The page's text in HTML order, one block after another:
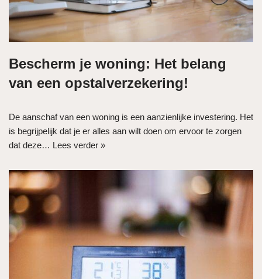
Bescherm je woning: Het belang
van een opstalverzekering!
De aanschaf van een woning is een aanzienlijke investering. Het
is begrijpelijk dat je er alles aan wilt doen om ervoor te zorgen
dat deze… Lees verder »